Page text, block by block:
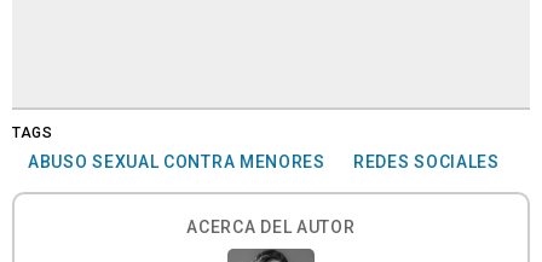
TAGS
ABUSO SEXUAL CONTRA MENORES REDES SOCIALES
ACERCA DEL AUTOR